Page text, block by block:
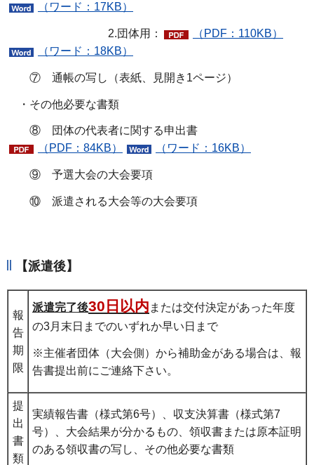
（ワード：17KB）
2.団体用：
（PDF：110KB）
（ワード：18KB）
⑦ 通帳の写し（表紙、見開き1ページ）
・その他必要な書類
⑧ 団体の代表者に関する申出書
（PDF：84KB）
（ワード：16KB）
⑨ 予選大会の大会要項
⑩ 派遣される大会等の大会要項
【派遣後】
報
告
期
限
派遣完了後30日以内 または交付決定があった年度
の3月末日までのいずれか早い日まで
※主催者団体（大会側）から補助金がある場合は、報
告書提出前にご連絡下さい。
提
出
書
類
実績報告書（様式第6号）、収支決算書（様式第7
号）、大会結果が分かるもの、領収書または原本証明
のある領収書の写し、その他必要な書類